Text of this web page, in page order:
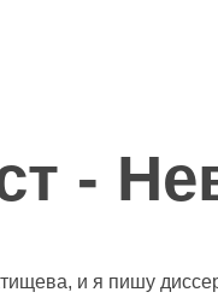
-
и я пишу